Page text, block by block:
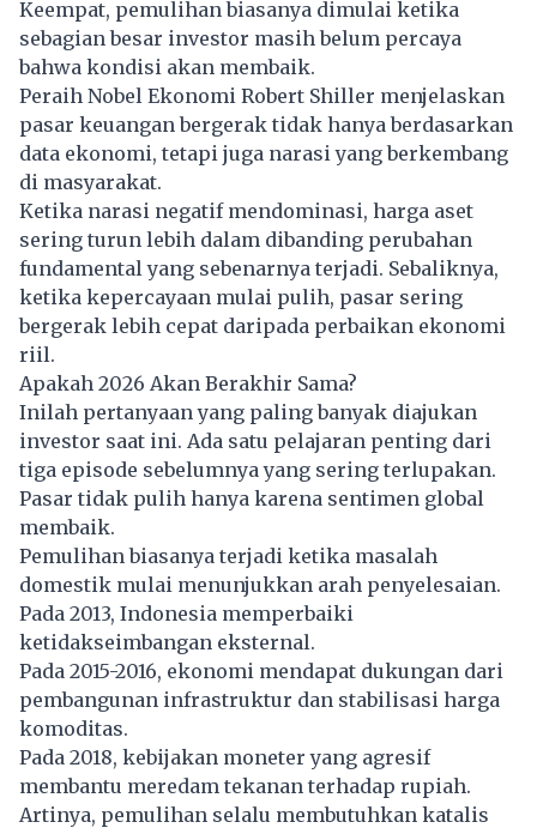
Keempat, pemulihan biasanya dimulai ketika
sebagian besar investor masih belum percaya
bahwa kondisi akan membaik.
Peraih Nobel Ekonomi Robert Shiller menjelaskan
pasar keuangan bergerak tidak hanya berdasarkan
data ekonomi, tetapi juga narasi yang berkembang
di masyarakat.
Ketika narasi negatif mendominasi, harga aset
sering turun lebih dalam dibanding perubahan
fundamental yang sebenarnya terjadi. Sebaliknya,
ketika kepercayaan mulai pulih, pasar sering
bergerak lebih cepat daripada perbaikan ekonomi
riil.
Apakah 2026 Akan Berakhir Sama?
Inilah pertanyaan yang paling banyak diajukan
investor saat ini. Ada satu pelajaran penting dari
tiga episode sebelumnya yang sering terlupakan.
Pasar tidak pulih hanya karena sentimen global
membaik.
Pemulihan biasanya terjadi ketika masalah
domestik mulai menunjukkan arah penyelesaian.
Pada 2013, Indonesia memperbaiki
ketidakseimbangan eksternal.
Pada 2015-2016, ekonomi mendapat dukungan dari
pembangunan infrastruktur dan stabilisasi harga
komoditas.
Pada 2018, kebijakan moneter yang agresif
membantu meredam tekanan terhadap rupiah.
Artinya, pemulihan selalu membutuhkan katalis